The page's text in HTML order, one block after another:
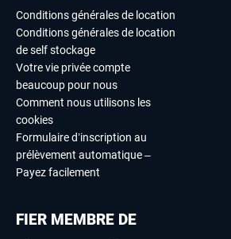
Conditions générales de location
Conditions générales de location
de self stockage
Votre vie privée compte
beaucoup pour nous
Comment nous utilisons les
cookies
Formulaire d’inscription au
prélèvement automatique –
Payez facilement
FIER MEMBRE DE